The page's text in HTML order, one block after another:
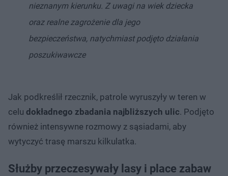
nieznanym kierunku. Z uwagi na wiek dziecka
oraz realne zagrożenie dla jego
bezpieczeństwa, natychmiast podjęto działania
poszukiwawcze
Jak podkreślił rzecznik, patrole wyruszyły w teren w
celu dokładnego zbadania najbliższych ulic. Podjęto
również intensywne rozmowy z sąsiadami, aby
wytyczyć trasę marszu kilkulatka.
Służby przeczesywały lasy i place zabaw